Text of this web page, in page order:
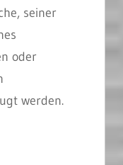
seiner
oder
werden.